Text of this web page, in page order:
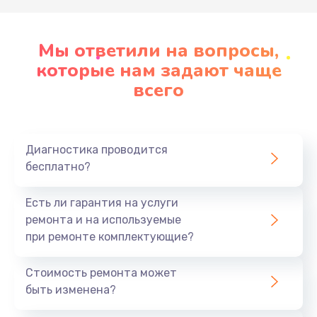
неисправностей
Большинство неисправностей ноутбуков Dell
можно предотвратить, если знать основные
использования ноутбука вблизи открытых
источников воды.
вентиляционных отверстий и не используйте
устройство на мягких поверхностях.
Повреждение при падении
чехлы.
Программные сбои
Мы ответили на вопросы,
которые нам задают чаще
всего
Диагностика проводится
бесплатно?
Есть ли гарантия на услуги
ремонта и на используемые
при ремонте комплектующие?
Стоимость ремонта может
быть изменена?